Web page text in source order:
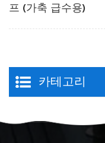
프 (가축 급수용)
카테고리